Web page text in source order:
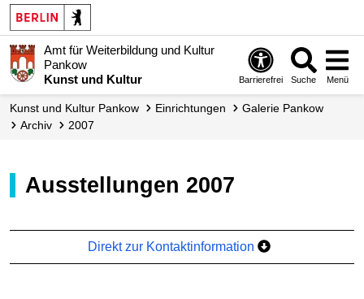
Amt für Weiterbildung und Kultur
Pankow
Kunst und Kultur
Barrierefrei Suche Menü
Kunst und Kultur Pankow Einrichtungen
Galerie Pankow
Archiv
2007
Ausstellungen 2007
Direkt zur Kontaktinformation